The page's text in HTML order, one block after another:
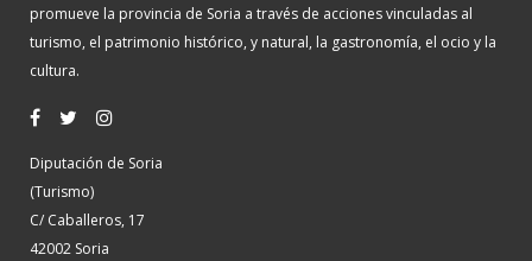
promueve la provincia de Soria a través de acciones vinculadas al
turismo, el patrimonio histórico, y natural, la gastronomía, el ocio y la
cultura.
Diputación de Soria
(Turismo)
C/ Caballeros, 17
42002 Soria